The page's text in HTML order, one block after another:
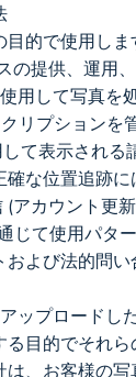
的で使用しま
の提供、運用
使用して写真
クリプション
な位置追跡に
(アカウント更
通じて使用パ
および法的問
ップロードし
目的でそれ
、お客様の